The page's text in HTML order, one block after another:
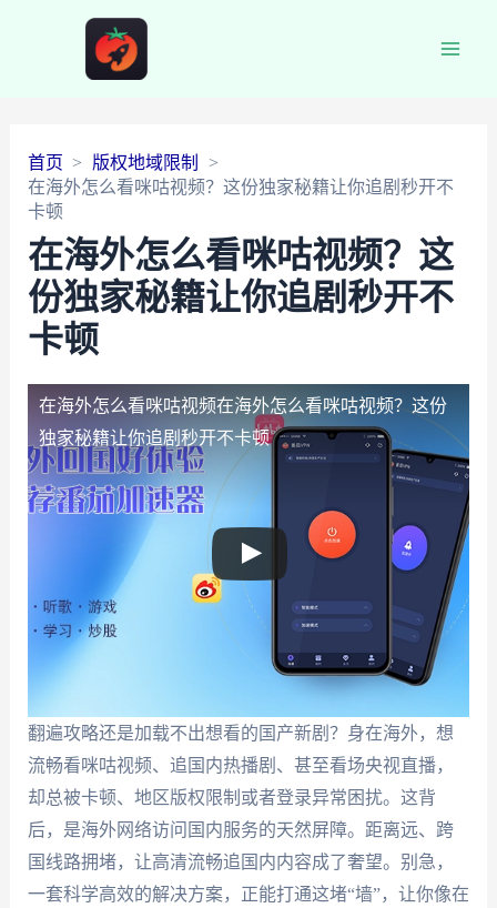
首页
版权地域限制
在海外怎么看咪咕视频？这份独家秘籍让你追剧秒开不
卡顿
在海外怎么看咪咕视频？这
份独家秘籍让你追剧秒开不
卡顿
在海外怎么看咪咕视频在海外怎么看咪咕视频？这份
独家秘籍让你追剧秒开不卡顿
翻遍攻略还是加载不出想看的国产新剧？身在海外，想
流畅看咪咕视频、追国内热播剧、甚至看场央视直播，
却总被卡顿、地区版权限制或者登录异常困扰。这背
后，是海外网络访问国内服务的天然屏障。距离远、跨
国线路拥堵，让高清流畅追国内内容成了奢望。别急，
一套科学高效的解决方案，正能打通这堵“墙”，让你像在